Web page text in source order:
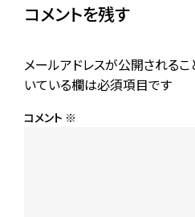
コメントを残す
メールアドレスが公開されるこ
いている欄は必須項目です
コメント ※